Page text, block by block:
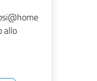
allo